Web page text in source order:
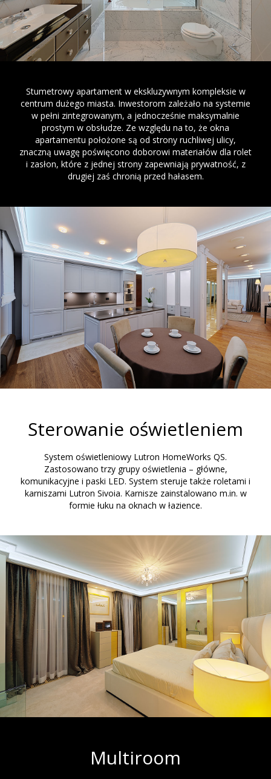
Stumetrowy apartament w ekskluzywnym kompleksie w
centrum dużego miasta. Inwestorom zależało na systemie
w pełni zintegrowanym, a jednocześnie maksymalnie
prostym w obsłudze. Ze względu na to, że okna
apartamentu położone są od strony ruchliwej ulicy,
znaczną uwagę poświęcono doborowi materiałów dla rolet
i zasłon, które z jednej strony zapewniają prywatność, z
drugiej zaś chronią przed hałasem.
Sterowanie oświetleniem
System oświetleniowy Lutron HomeWorks QS.
Zastosowano trzy grupy oświetlenia – główne,
komunikacyjne i paski LED. System steruje także roletami i
karniszami Lutron Sivoia. Karnisze zainstalowano m.in. w
formie łuku na oknach w łazience.
Multiroom